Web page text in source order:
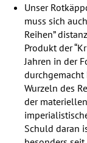
Unser
muss sich
Reihen”
Produkt der
Jahren in der
durchgemacht
Wurzeln des
der
Schuld daran